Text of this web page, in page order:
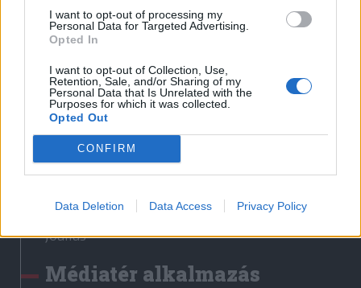
I want to opt-out of processing my
Personal Data for Targeted Advertising.
Opted In
I want to opt-out of Collection, Use,
Retention, Sale, and/or Sharing of my
Personal Data that Is Unrelated with the
Purposes for which it was collected.
Opted Out
CONFIRM
Data Deletion Data Access Privacy Policy
Médiatér
Liget
Krónika
Bihari Napló
Erdélyi Napló
Főtér
Rádió GaGa
Jóállás
Médiatér alkalmazás